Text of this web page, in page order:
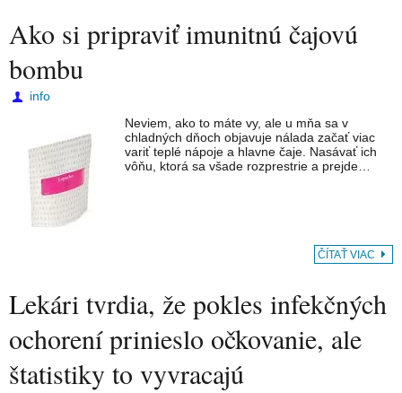
Ako si pripraviť imunitnú čajovú
bombu
info
Neviem, ako to máte vy, ale u mňa sa v
chladných dňoch objavuje nálada začať viac
variť teplé nápoje a hlavne čaje. Nasávať ich
vôňu, ktorá sa všade rozprestrie a prejde…
ČÍTAŤ VIAC
Lekári tvrdia, že pokles infekčných
ochorení prinieslo očkovanie, ale
štatistiky to vyvracajú